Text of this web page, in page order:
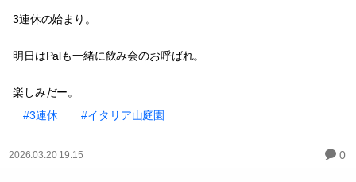
3連休の始まり。
明日はPalも一緒に飲み会のお呼ばれ。
楽しみだー。
#3連休
#イタリア山庭園
2026.03.20 19:15 0